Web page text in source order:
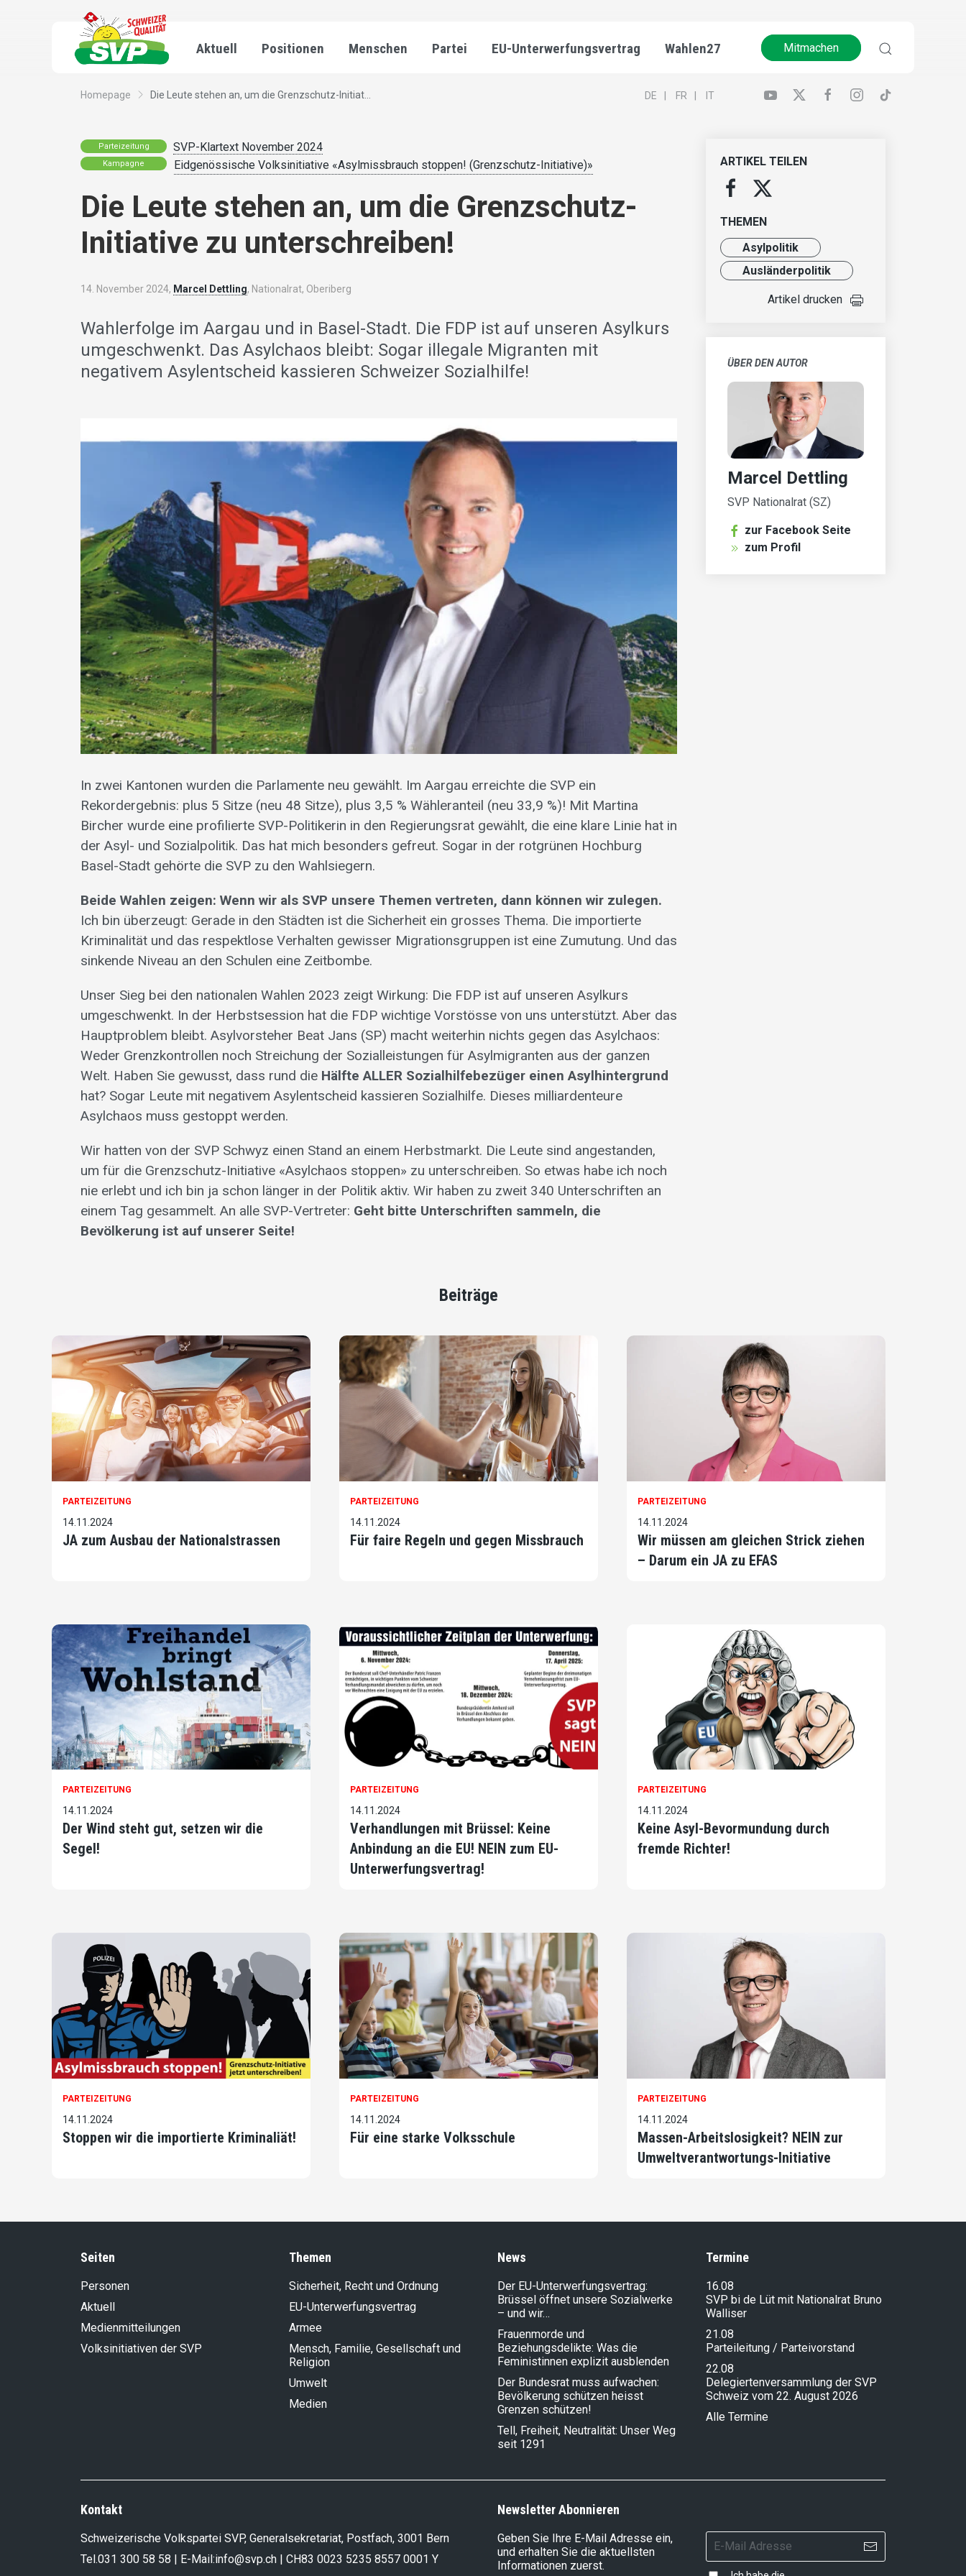
Aktuell Positionen Menschen Partei EU-Unterwerfungsvertrag Wahlen27 Mitmachen
Homepage Die Leute stehen an, um die Grenzschutz-Initiat... DE FR IT
Parteizeitung SVP-Klartext November 2024
Kampagne Eidgenössische Volksinitiative «Asylmissbrauch stoppen! (Grenzschutz-Initiative)»
Die Leute stehen an, um die Grenzschutz-
Initiative zu unterschreiben!
14. November 2024, Marcel Dettling, Nationalrat, Oberiberg
Wahlerfolge im Aargau und in Basel-Stadt. Die FDP ist auf unseren Asylkurs
umgeschwenkt. Das Asylchaos bleibt: Sogar illegale Migranten mit
negativem Asylentscheid kassieren Schweizer Sozialhilfe!
In zwei Kantonen wurden die Parlamente neu gewählt. Im Aargau erreichte die SVP ein
Rekordergebnis: plus 5 Sitze (neu 48 Sitze), plus 3,5 % Wähleranteil (neu 33,9 %)! Mit Martina
Bircher wurde eine profilierte SVP-Politikerin in den Regierungsrat gewählt, die eine klare Linie hat in
der Asyl- und Sozialpolitik. Das hat mich besonders gefreut. Sogar in der rotgrünen Hochburg
Basel-Stadt gehörte die SVP zu den Wahlsiegern.
Beide Wahlen zeigen: Wenn wir als SVP unsere Themen vertreten, dann können wir zulegen.
Ich bin überzeugt: Gerade in den Städten ist die Sicherheit ein grosses Thema. Die importierte
Kriminalität und das respektlose Verhalten gewisser Migrationsgruppen ist eine Zumutung. Und das
sinkende Niveau an den Schulen eine Zeitbombe.
Unser Sieg bei den nationalen Wahlen 2023 zeigt Wirkung: Die FDP ist auf unseren Asylkurs
umgeschwenkt. In der Herbstsession hat die FDP wichtige Vorstösse von uns unterstützt. Aber das
Hauptproblem bleibt. Asylvorsteher Beat Jans (SP) macht weiterhin nichts gegen das Asylchaos:
Weder Grenzkontrollen noch Streichung der Sozialleistungen für Asylmigranten aus der ganzen
Welt. Haben Sie gewusst, dass rund die Hälfte ALLER Sozialhilfebezüger einen Asylhintergrund
hat? Sogar Leute mit negativem Asylentscheid kassieren Sozialhilfe. Dieses milliardenteure
Asylchaos muss gestoppt werden.
Wir hatten von der SVP Schwyz einen Stand an einem Herbstmarkt. Die Leute sind angestanden,
um für die Grenzschutz-Initiative «Asylchaos stoppen» zu unterschreiben. So etwas habe ich noch
nie erlebt und ich bin ja schon länger in der Politik aktiv. Wir haben zu zweit 340 Unterschriften an
einem Tag gesammelt. An alle SVP-Vertreter: Geht bitte Unterschriften sammeln, die
Bevölkerung ist auf unserer Seite!
ARTIKEL TEILEN
THEMEN
Asylpolitik
Ausländer­politik
Artikel drucken
ÜBER DEN AUTOR
Marcel Dettling
SVP Nationalrat (SZ)
zur Facebook Seite
zum Profil
Beiträge
PARTEIZEITUNG
14.11.2024
JA zum Ausbau der Nationalstrassen
PARTEIZEITUNG
14.11.2024
Für faire Regeln und gegen Missbrauch
PARTEIZEITUNG
14.11.2024
Wir müssen am gleichen Strick ziehen
– Darum ein JA zu EFAS
PARTEIZEITUNG
14.11.2024
Der Wind steht gut, setzen wir die
Segel!
PARTEIZEITUNG
14.11.2024
Verhandlungen mit Brüssel: Keine
Anbindung an die EU! NEIN zum EU-
Unterwerfungsvertrag!
PARTEIZEITUNG
14.11.2024
Keine Asyl-Bevormundung durch
fremde Richter!
PARTEIZEITUNG
14.11.2024
Stoppen wir die importierte Kriminaliät!
PARTEIZEITUNG
14.11.2024
Für eine starke Volksschule
PARTEIZEITUNG
14.11.2024
Massen-Arbeitslosigkeit? NEIN zur
Umwelt­verantwort­ungs-Initiative
Seiten
Personen
Aktuell
Medienmitteilungen
Volksinitiativen der SVP
Themen
Sicherheit, Recht und Ordnung
EU-Unterwerfungsvertrag
Armee
Mensch, Familie, Gesellschaft und
Religion
Umwelt
Medien
News
Der EU-Unterwerfungsvertrag:
Brüssel öffnet unsere Sozialwerke
– und wir…
Frauenmorde und
Beziehungsdelikte: Was die
Feministinnen explizit ausblenden
Der Bundesrat muss aufwachen:
Bevölkerung schützen heisst
Grenzen schützen!
Tell, Freiheit, Neutralität: Unser Weg
seit 1291
Termine
16.08
SVP bi de Lüt mit Nationalrat Bruno
Walliser
21.08
Parteileitung / Parteivorstand
22.08
Delegiertenversammlung der SVP
Schweiz vom 22. August 2026
Alle Termine
Kontakt
Schweizerische Volkspartei SVP, Generalsekretariat, Postfach, 3001 Bern
Tel.031 300 58 58 | E-Mail:info@svp.ch | CH83 0023 5235 8557 0001 Y
Newsletter Abonnieren
Geben Sie Ihre E-Mail Adresse ein,
und erhalten Sie die aktuellsten
Informationen zuerst.